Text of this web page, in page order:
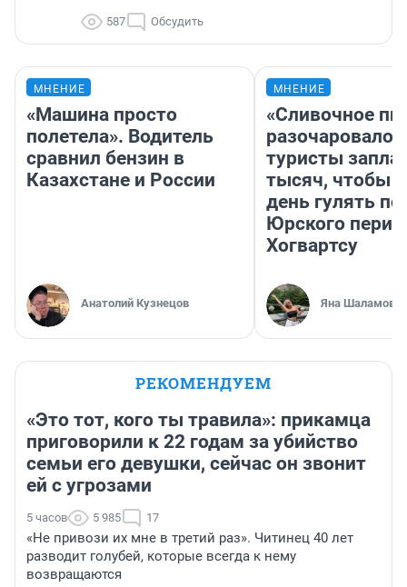
587 Обсудить
МНЕНИЕ
«Машина просто
полетела». Водитель
сравнил бензин в
Казахстане и России
Анатолий Кузнецов
МНЕНИЕ
«Сливочное
разочаровало»:
туристы
тысяч, чтобы
день гулять по
Юрского
Хогвартсу
Яна Шаламова
РЕКОМЕНДУЕМ
«Это тот, кого ты травила»: прикамца
приговорили к 22 годам за убийство
семьи его девушки, сейчас он звонит
ей с угрозами
5 часов 5 985 17
«Не привози их мне в третий раз». Читинец 40 лет
разводит голубей, которые всегда к нему
возвращаются